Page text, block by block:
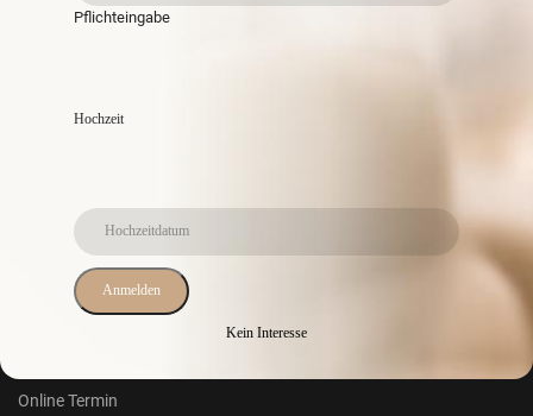
STETTENFELSER HOCHZEITSMESSE
Turteltaube
Über uns
Online Termin
Pflichteingabe
Hochzeit
Anmelden
Kein Interesse